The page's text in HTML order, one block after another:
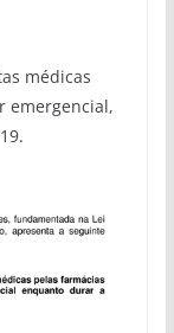
médicas
emergencial,